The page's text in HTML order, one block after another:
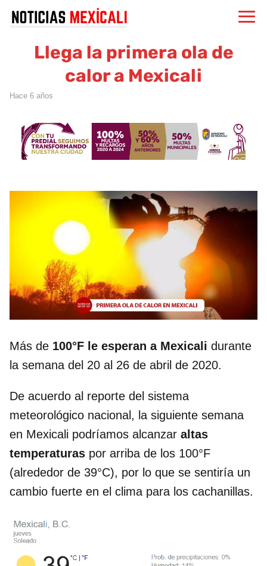
Llega la primera ola de
calor a Mexicali
hace 6 años
Más de 100°F le esperan a Mexicali durante
la semana del 20 al 26 de abril de 2020.
De acuerdo al reporte del sistema
meteorológico nacional, la siguiente semana
en Mexicali podríamos alcanzar altas
temperaturas por arriba de los 100°F
(alrededor de 39°C), por lo que se sentiría un
cambio fuerte en el clima para los cachanillas.